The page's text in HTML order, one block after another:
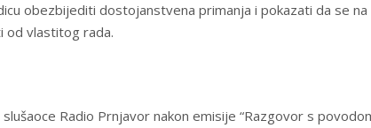
obezbijediti dostojanstvena primanja i pokazati da se na
od vlastitog rada.
slušaoce Radio Prnjavor nakon emisije “Razgovor s